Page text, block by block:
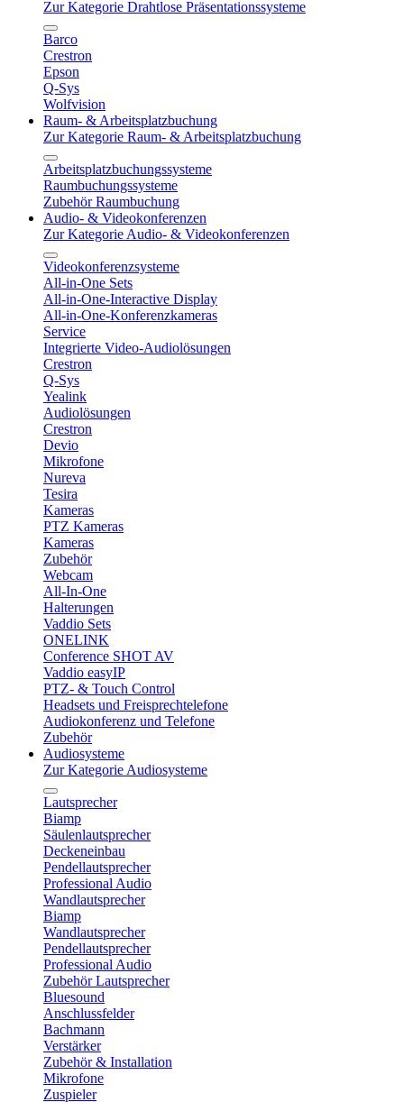
Zur Kategorie Drahtlose Präsentationssysteme
Barco
Crestron
Epson
Q-Sys
Wolfvision
Raum- & Arbeitsplatzbuchung
Zur Kategorie Raum- & Arbeitsplatzbuchung
Arbeitsplatzbuchungssysteme
Raumbuchungssysteme
Zubehör Raumbuchung
Audio- & Videokonferenzen
Zur Kategorie Audio- & Videokonferenzen
Videokonferenzsysteme
All-in-One Sets
All-in-One-Interactive Display
All-in-One-Konferenzkameras
Service
Integrierte Video-Audiolösungen
Crestron
Q-Sys
Yealink
Audiolösungen
Crestron
Devio
Mikrofone
Nureva
Tesira
Kameras
PTZ Kameras
Kameras
Zubehör
Webcam
All-In-One
Halterungen
Vaddio Sets
ONELINK
Conference SHOT AV
Vaddio easyIP
PTZ- & Touch Control
Headsets und Freisprechtelefone
Audiokonferenz und Telefone
Zubehör
Audiosysteme
Zur Kategorie Audiosysteme
Lautsprecher
Biamp
Säulenlautsprecher
Deckeneinbau
Pendellautsprecher
Professional Audio
Wandlautsprecher
Biamp
Wandlautsprecher
Pendellautsprecher
Professional Audio
Zubehör Lautsprecher
Bluesound
Anschlussfelder
Bachmann
Verstärker
Zubehör & Installation
Mikrofone
Zuspieler